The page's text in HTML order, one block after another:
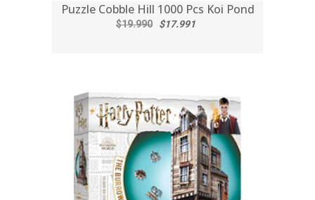
Puzzle Cobble Hill 1000 Pcs Koi Pond
$19.990 $17.991